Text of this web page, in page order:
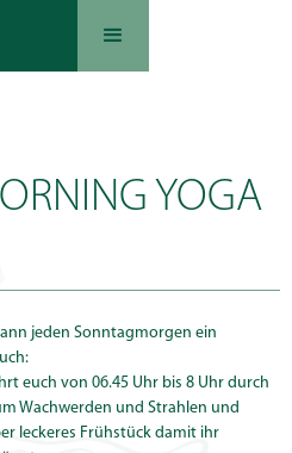
YOGA
jeden Sonntagmorgen ein
euch von 06.45 Uhr bis 8 Uhr durch
Wachwerden und Strahlen und
leckeres Frühstück damit ihr